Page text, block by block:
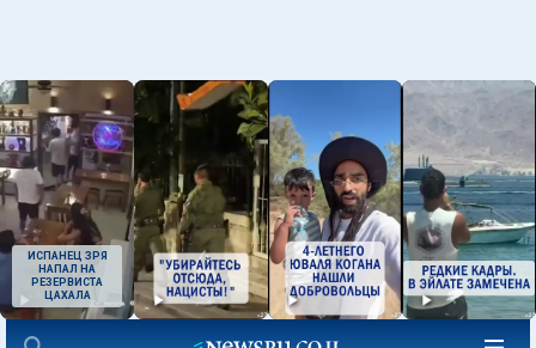
ИСПАНЕЦ ЗРЯ
НАПАЛ НА
РЕЗЕРВИСТА
ЦАХАЛА